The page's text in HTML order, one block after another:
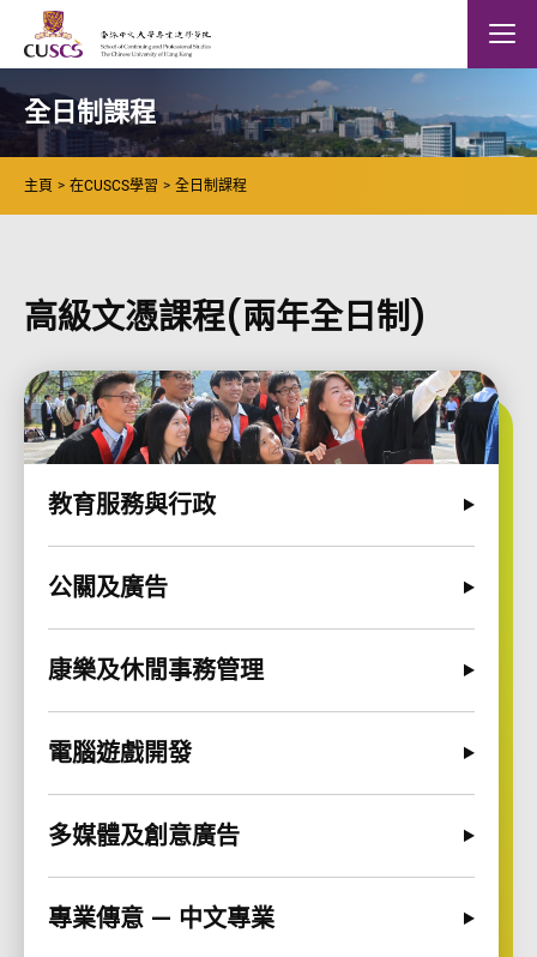
Skip to main content
The Chinese Univeristy of hong Kong Mobile
全日制課程
主頁 在CUSCS學習 全日制課程
高級文憑課程(兩年全日制)
教育服務與行政
公關及廣告
康樂及休閒事務管理
電腦遊戲開發
多媒體及創意廣告
專業傳意 — 中文專業